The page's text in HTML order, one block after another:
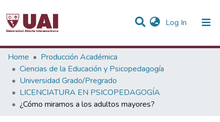
Log In (current)
Statistics
Communities & Collections
All of DSpace
Home
Producción Académica
Ciencias de la Educación y Psicopedagogía
Universidad Grado/Pregrado
LICENCIATURA EN PSICOPEDAGOGÍA
¿Cómo miramos a los adultos mayores?